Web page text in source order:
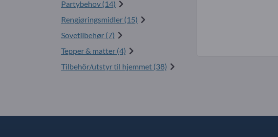
Partybehov (14)
Rengjøringsmidler (15)
Sovetilbehør (7)
Tepper & matter (4)
Tilbehör/utstyr til hjemmet (38)